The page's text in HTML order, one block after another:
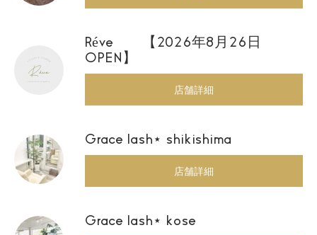
Réve 【2026年8月26日
OPEN】
店舗詳細
Grace lash⋆ shikishima
店舗詳細
Grace lash⋆ kose